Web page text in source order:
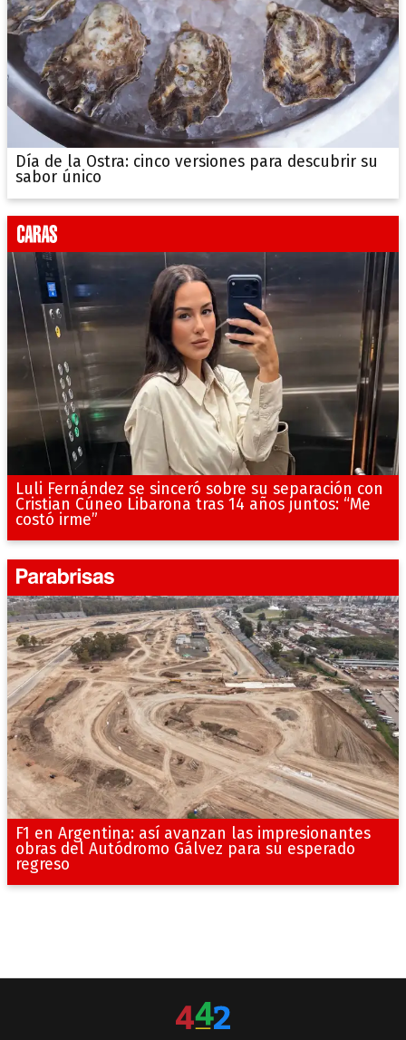
Día de la Ostra: cinco versiones para descubrir su
sabor único
Luli Fernández se sinceró sobre su separación con
Cristian Cúneo Libarona tras 14 años juntos: “Me
costó irme”
F1 en Argentina: así avanzan las impresionantes
obras del Autódromo Gálvez para su esperado
regreso